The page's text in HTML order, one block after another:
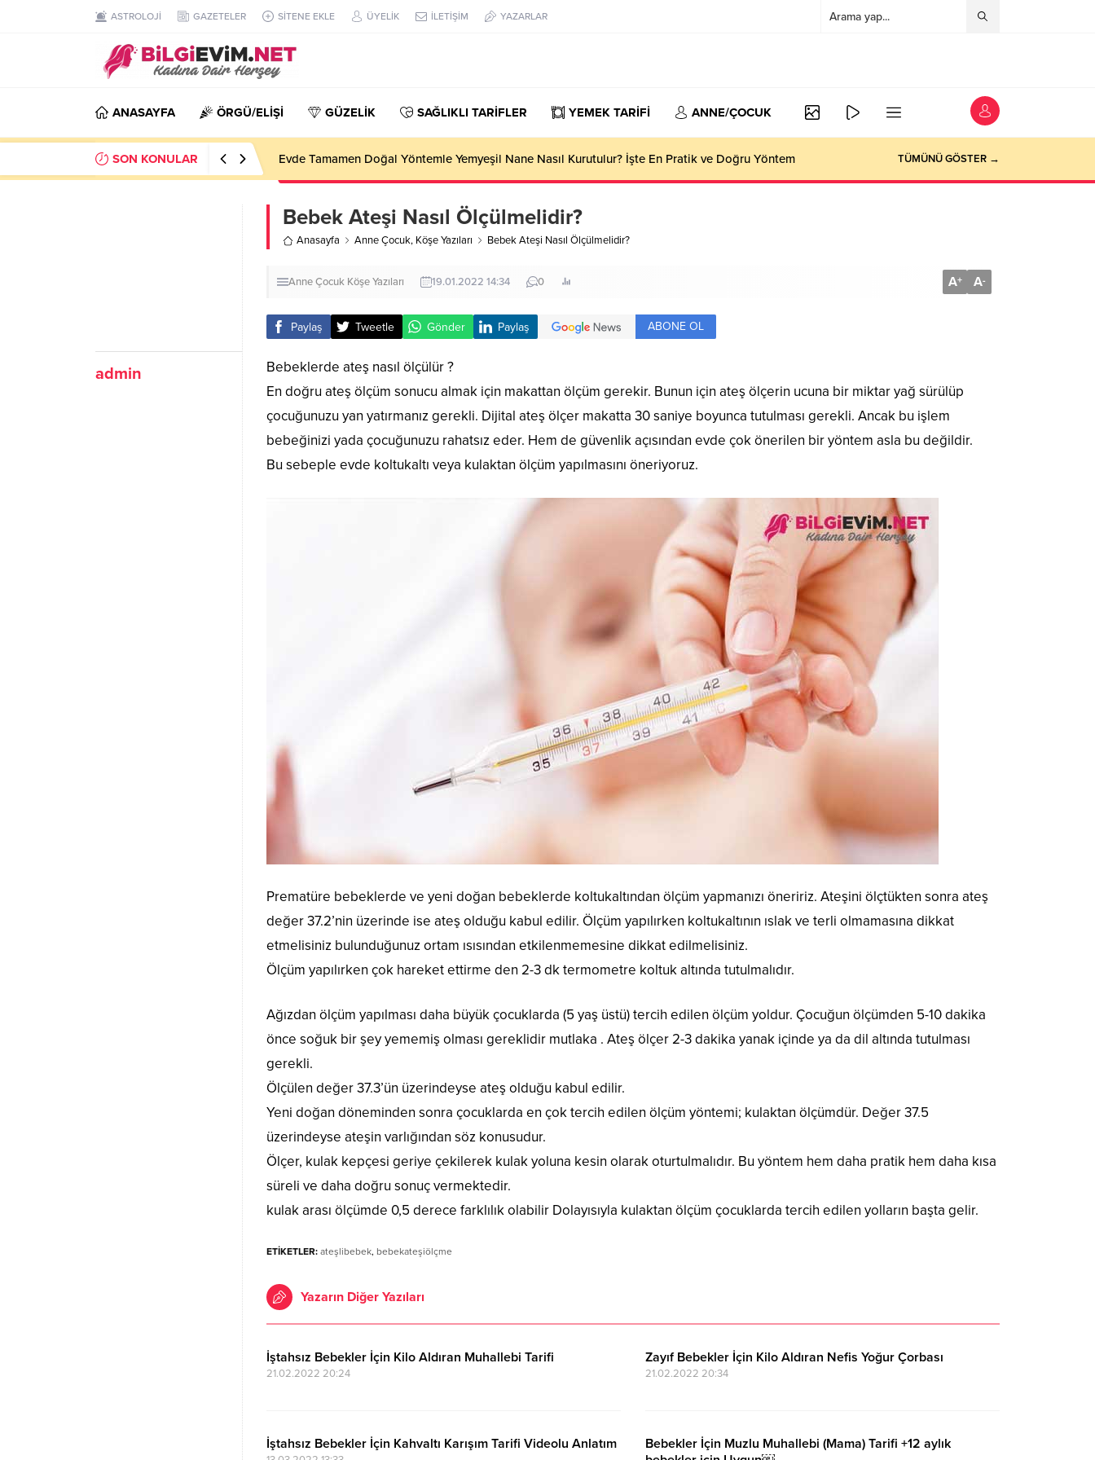
ASTROLOJİ GAZETELER SİTENE EKLE ÜYELİK İLETİŞİM YAZARLAR
ANASAYFA ÖRGÜ/ELİŞİ GÜZELİK SAĞLIKLI TARİFLER YEMEK TARİFİ ANNE/ÇOCUK
SON KONULAR Evde Tamamen Doğal Yöntemle Yemyeşil Nane Nasıl Kurutulur? İşte En Pratik ve Doğru Yöntem TÜMÜNÜ GÖSTER →
admin
Bebek Ateşi Nasıl Ölçülmelidir?
Anasayfa Anne Çocuk, Köşe Yazıları Bebek Ateşi Nasıl Ölçülmelidir?
Anne Çocuk Köşe Yazıları 19.01.2022 14:34 0 A+ A-
Paylaş Tweetle Gönder Paylaş ABONE OL
Bebeklerde ateş nasıl ölçülür ?
En doğru ateş ölçüm sonucu almak için makattan ölçüm gerekir. Bunun için ateş ölçerin ucuna bir miktar yağ sürülüp
çocuğunuzu yan yatırmanız gerekli. Dijital ateş ölçer makatta 30 saniye boyunca tutulması gerekli. Ancak bu işlem
bebeğinizi yada çocuğunuzu rahatsız eder. Hem de güvenlik açısından evde çok önerilen bir yöntem asla bu değildir.
Bu sebeple evde koltukaltı veya kulaktan ölçüm yapılmasını öneriyoruz.
Prematüre bebeklerde ve yeni doğan bebeklerde koltukaltından ölçüm yapmanızı öneririz. Ateşini ölçtükten sonra ateş
değer 37.2’nin üzerinde ise ateş olduğu kabul edilir. Ölçüm yapılırken koltukaltının ıslak ve terli olmamasına dikkat
etmelisiniz bulunduğunuz ortam ısısından etkilenmemesine dikkat edilmelisiniz.
Ölçüm yapılırken çok hareket ettirme den 2-3 dk termometre koltuk altında tutulmalıdır.
Ağızdan ölçüm yapılması daha büyük çocuklarda (5 yaş üstü) tercih edilen ölçüm yoldur. Çocuğun ölçümden 5-10 dakika
önce soğuk bir şey yememiş olması gereklidir mutlaka . Ateş ölçer 2-3 dakika yanak içinde ya da dil altında tutulması
gerekli.
Ölçülen değer 37.3’ün üzerindeyse ateş olduğu kabul edilir.
Yeni doğan döneminden sonra çocuklarda en çok tercih edilen ölçüm yöntemi; kulaktan ölçümdür. Değer 37.5
üzerindeyse ateşin varlığından söz konusudur.
Ölçer, kulak kepçesi geriye çekilerek kulak yoluna kesin olarak oturtulmalıdır. Bu yöntem hem daha pratik hem daha kısa
süreli ve daha doğru sonuç vermektedir.
kulak arası ölçümde 0,5 derece farklılık olabilir Dolayısıyla kulaktan ölçüm çocuklarda tercih edilen yolların başta gelir.
ETİKETLER: ateşlibebek, bebekateşiölçme
Yazarın Diğer Yazıları
İştahsız Bebekler İçin Kilo Aldıran Muhallebi Tarifi
21.02.2022 20:24
Zayıf Bebekler İçin Kilo Aldıran Nefis Yoğur Çorbası
21.02.2022 20:34
İştahsız Bebekler İçin Kahvaltı Karışım Tarifi Videolu Anlatım
Bebekler İçin Muzlu Muhallebi (Mama) Tarifi +12 aylık